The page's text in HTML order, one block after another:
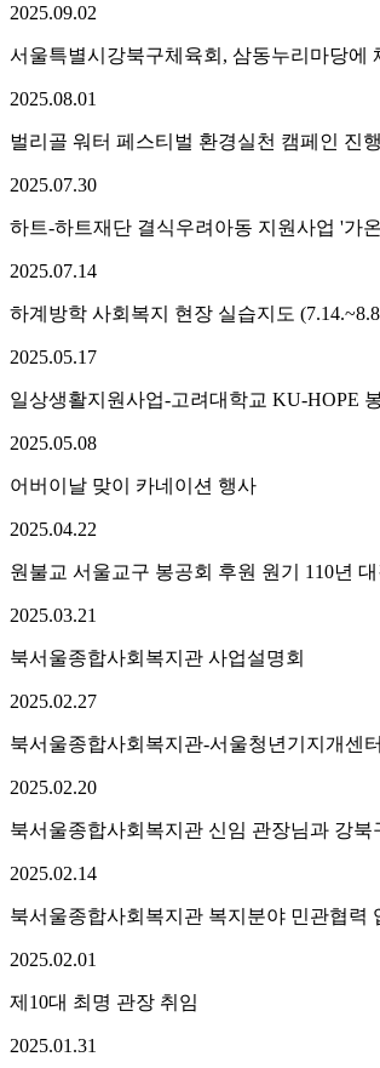
2025.09.02
서울특별시강북구체육회, 삼동누리마당에
2025.08.01
벌리골 워터 페스티벌 환경실천 캠페인 진행
2025.07.30
하트-하트재단 결식우려아동 지원사업 '가
2025.07.14
하계방학 사회복지 현장 실습지도
2025.05.17
일상생활지원사업-고려대학교 KU-HOPE
2025.05.08
어버이날 맞이 카네이션 행사
2025.04.22
원불교 서울교구 봉공회 후원 원기 110년
2025.03.21
북서울종합사회복지관 사업설명회
2025.02.27
북서울종합사회복지관-서울청년기지개센
2025.02.20
북서울종합사회복지관 신임 관장님과 강북
2025.02.14
북서울종합사회복지관 복지분야 민관협력
2025.02.01
제10대 최명 관장 취임
2025.01.31